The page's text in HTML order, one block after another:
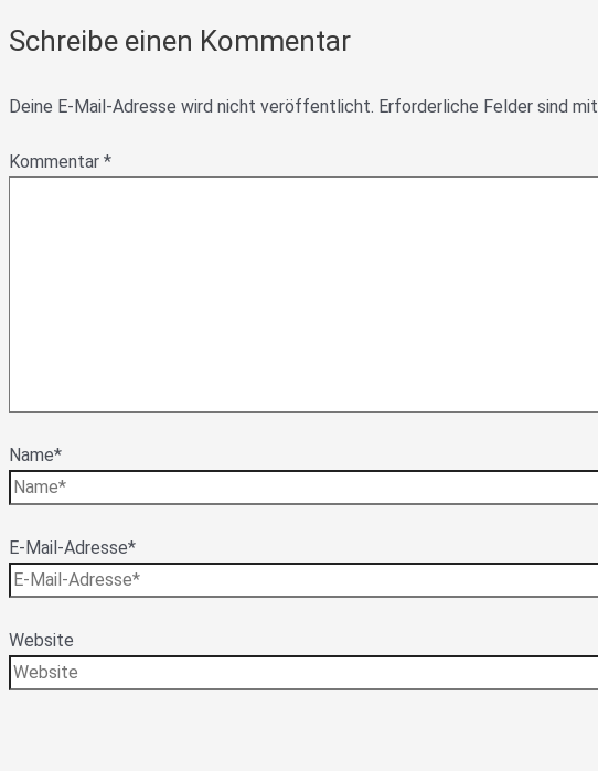
Schreibe einen Kommentar
Deine E-Mail-Adresse wird nicht veröffentlicht. Erforderliche Felder sind mit
Kommentar *
Name*
E-Mail-Adresse*
Website